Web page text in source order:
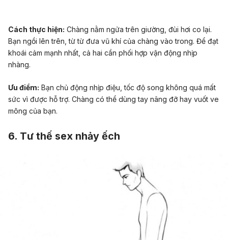
Cách thực hiện: Chàng nằm ngửa trên giường, đùi hơi co lại.
Bạn ngồi lên trên, từ từ đưa vũ khí của chàng vào trong. Để đạt
khoái cảm mạnh nhất, cả hai cần phối hợp vận động nhịp
nhàng.
Ưu điểm: Bạn chủ động nhịp điệu, tốc độ song không quá mất
sức vì được hỗ trợ. Chàng có thể dùng tay nâng đỡ hay vuốt ve
mông của bạn.
6. Tư thế sex nhảy ếch